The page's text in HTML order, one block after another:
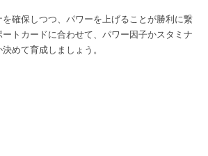
確保しつつ、パワーを上げることが勝利に繋
トカードに合わせて、パワー因子かスタミナ
めて育成しましょう。